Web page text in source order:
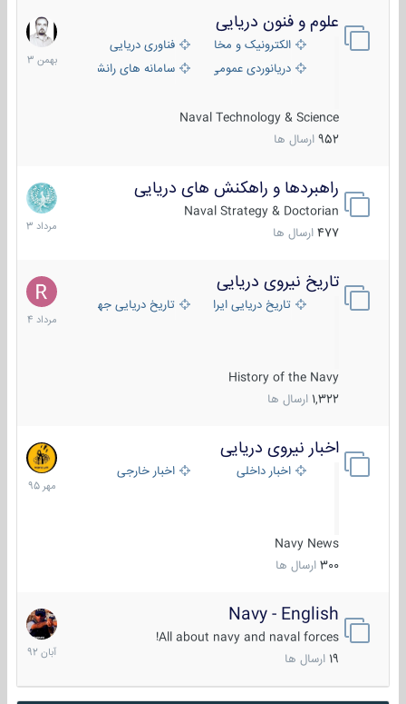
علوم و فنون دریایی
الکترونیک و مخابرات دریاییفناوری دریایی
دریانوردی عمومی
سامانه های رانشی دریایی
Naval Technology & Science
952 ارسال ها
6
بهمن
1403
راهبردها و راهکنش های دریایی
Naval Strategy & Doctorian
477 ارسال ها
2
مرداد
1403
تاریخ نیروی دریایی
تاریخ دریایی ایران تاریخ دریایی جهان
History of the Navy
1,322 ارسال ها
16
مرداد
1404
اخبار نیروی دریایی
اخبار داخلی اخبار خارجی
Navy News
300 ارسال ها
27
مهر
1395
Navy - English
All about navy and naval forces!
ارسال ها
22
آبان
1392